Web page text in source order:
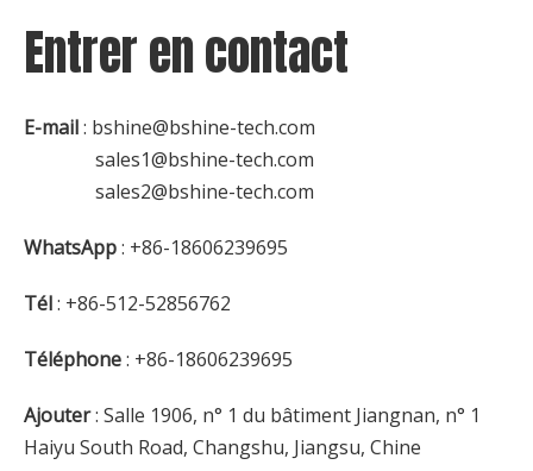
Entrer en contact
E-mail: bshine@bshine-tech.com
sales1@bshine-tech.com
sales2@bshine-tech.com
WhatsApp: +86-18606239695
Tél: +86-512-52856762
Téléphone: +86-18606239695
Ajouter: Salle 1906, n° 1 du bâtiment Jiangnan, n° 1
Haiyu South Road, Changshu, Jiangsu, Chine